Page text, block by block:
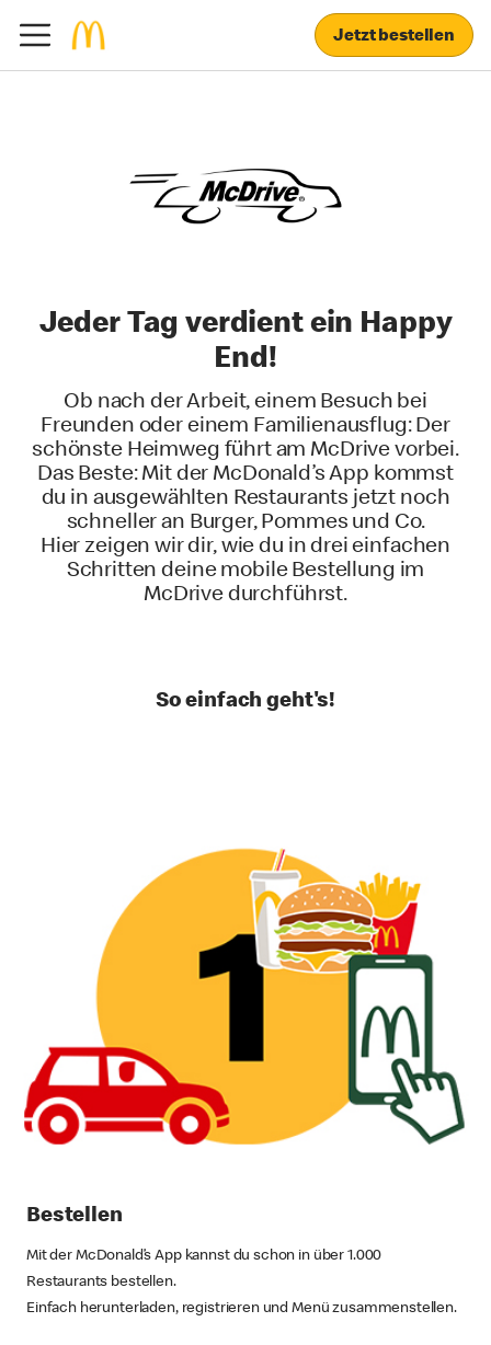
Jetzt bestellen
Jeder Tag verdient ein Happy
End!
Ob nach der Arbeit, einem Besuch bei
Freunden oder einem Familienausflug: Der
schönste Heimweg führt am McDrive vorbei.
Das Beste: Mit der McDonald’s App kommst
du in ausgewählten Restaurants jetzt noch
schneller an Burger, Pommes und Co.
Hier zeigen wir dir, wie du in drei einfachen
Schritten deine mobile Bestellung im
McDrive durchführst.
So einfach geht's!
Bestellen
Mit der McDonald’s App kannst du schon in über 1.000
Restaurants bestellen.
Einfach herunterladen, registrieren und Menü zusammenstellen.